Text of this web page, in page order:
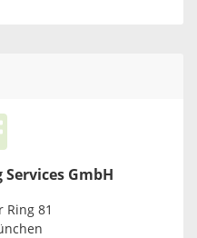
GmbH
Ring 81